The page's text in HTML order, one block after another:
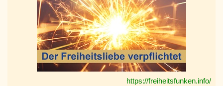
https://freiheitsfunken.info/